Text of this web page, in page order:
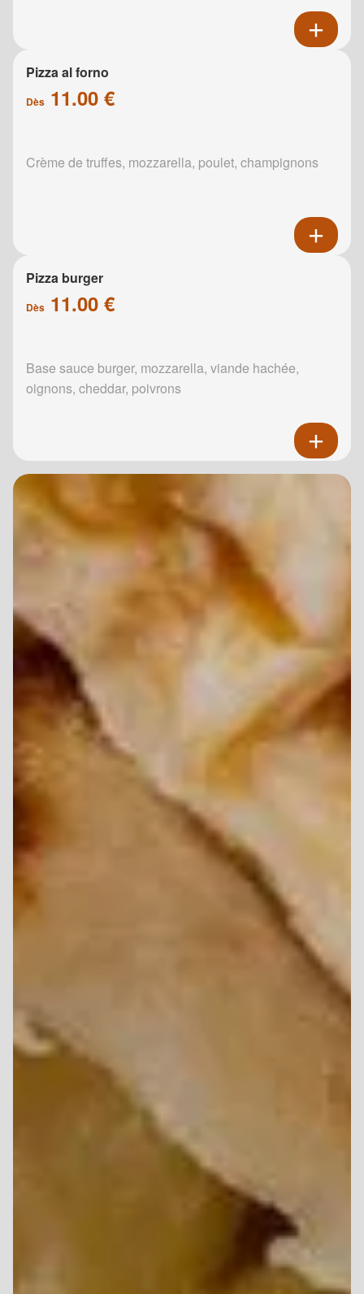
Pizza al forno
Dès 11.00 €
Crème de truffes, mozzarella, poulet, champignons
Pizza burger
Dès 11.00 €
Base sauce burger, mozzarella, viande hachée,
oignons, cheddar, poivrons